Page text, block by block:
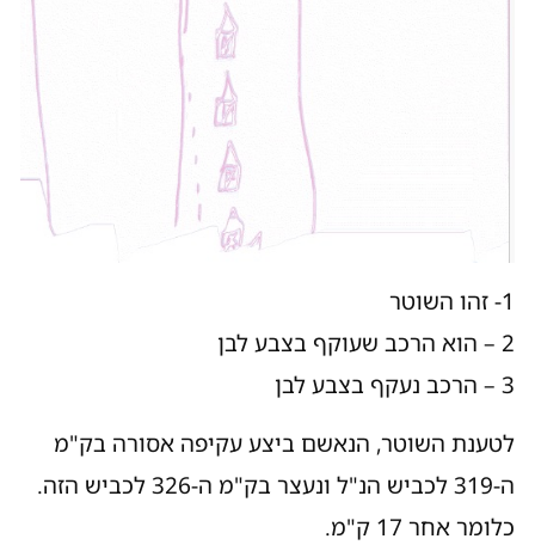
1- זהו השוטר
2 – הוא הרכב שעוקף בצבע לבן
3 – הרכב נעקף בצבע לבן
לטענת השוטר, הנאשם ביצע עקיפה אסורה בק"מ
ה-319 לכביש הנ"ל ונעצר בק"מ ה-326 לכביש הזה.
כלומר אחר 17 ק"מ.